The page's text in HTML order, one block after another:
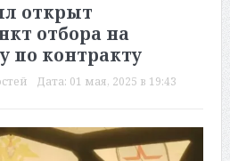
открыт
отбора на
по контракту
Дата: 01 мая, 2025 в 19:43